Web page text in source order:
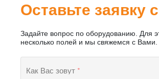
Оставьте заявку
Задайте вопрос по оборудованию. Для
несколько полей и мы свяжемся с Вами.
Как Вас зовут*